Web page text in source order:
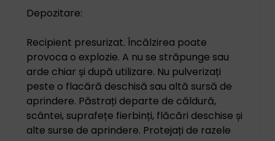
Depozitare:
Recipient presurizat. Încălzirea poate
provoca o explozie. A nu se străpunge sau
arde chiar și după utilizare. Nu pulverizați
peste o flacără deschisă sau altă sursă de
aprindere. Păstrați departe de căldură,
scântei, suprafețe fierbinți, flăcări deschise și
alte surse de aprindere. Protejați de razele